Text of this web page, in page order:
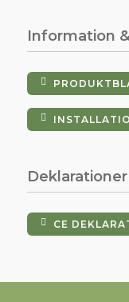
Information
CE